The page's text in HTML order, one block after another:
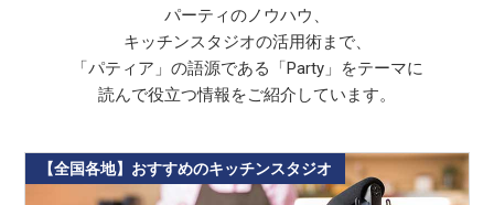
パーティのノウハウ、
キッチンスタジオの活用術まで、
「パティア」の語源である「Party」をテーマに
読んで役立つ情報をご紹介しています。
【全国各地】おすすめのキッチンスタジオ